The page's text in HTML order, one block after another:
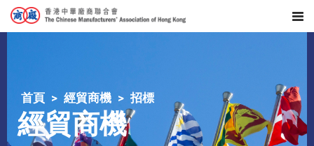
首頁 經貿商機 招標
經貿商機